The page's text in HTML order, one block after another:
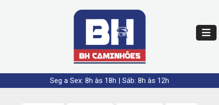
Seg a Sex: 8h às 18h | Sáb: 8h às 12h